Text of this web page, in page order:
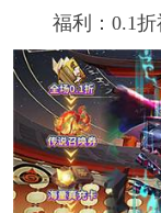
福利：0.1